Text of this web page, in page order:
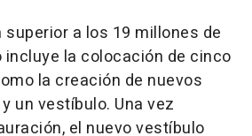
superior a los 19 millones de
incluye la colocación de cinco
la creación de nuevos
un vestíbulo. Una vez
el nuevo vestíbulo